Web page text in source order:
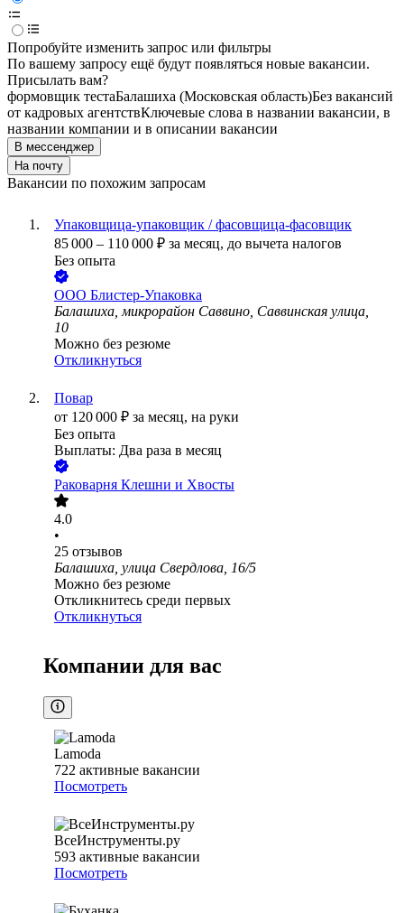
Попробуйте изменить запрос или фильтры
По вашему запросу ещё будут появляться новые вакансии.
Присылать вам?
формовщик тестаБалашиха (Московская область)Без вакансий
от кадровых агентствКлючевые слова в названии вакансии, в
названии компании и в описании вакансии
В мессенджер
На почту
Вакансии по похожим запросам
Упаковщица-упаковщик / фасовщица-фасовщик
85 000 – 110 000 ₽ за месяц, до вычета налогов
Без опыта
ООО Блистер-Упаковка
Балашиха, микрорайон Саввино, Саввинская улица,
10
Можно без резюме
Откликнуться
Повар
от 120 000 ₽ за месяц, на руки
Без опыта
Выплаты: Два раза в месяц
Раковарня Клешни и Хвосты
4.0
•
25 отзывов
Балашиха, улица Свердлова, 16/5
Можно без резюме
Откликнитесь среди первых
Откликнуться
Компании для вас
Lamoda
722 активные вакансии
Посмотреть
ВсеИнструменты.ру
593 активные вакансии
Посмотреть